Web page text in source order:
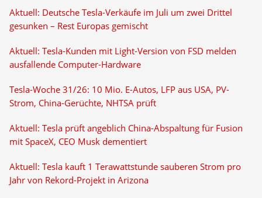
Aktuell: Deutsche Tesla-Verkäufe im Juli um zwei Drittel
gesunken – Rest Europas gemischt
Aktuell: Tesla-Kunden mit Light-Version von FSD melden
ausfallende Computer-Hardware
Tesla-Woche 31/26: 10 Mio. E-Autos, LFP aus USA, PV-
Strom, China-Gerüchte, NHTSA prüft
Aktuell: Tesla prüft angeblich China-Abspaltung für Fusion
mit SpaceX, CEO Musk dementiert
Aktuell: Tesla kauft 1 Terawattstunde sauberen Strom pro
Jahr von Rekord-Projekt in Arizona